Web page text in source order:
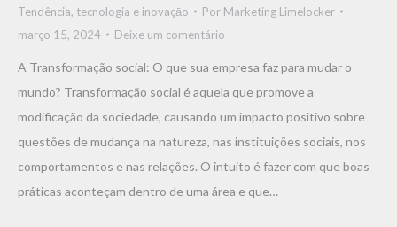
Tendência, tecnologia e inovaçāo Por Marketing Limelocker
março 15, 2024
Deixe um comentário
A Transformação social: O que sua empresa faz para mudar o
mundo? Transformação social é aquela que promove a
modificação da sociedade, causando um impacto positivo sobre
questões de mudança na natureza, nas instituições sociais, nos
comportamentos e nas relações. O intuito é fazer com que boas
práticas aconteçam dentro de uma área e que…